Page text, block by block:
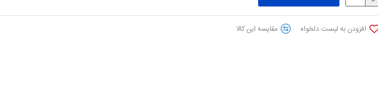
افزودن به لیست دلخواه مقایسه این کالا